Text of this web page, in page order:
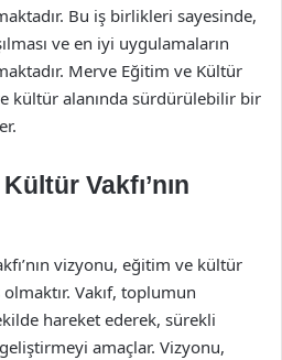
Bu iş birlikleri sayesinde,
ve en iyi uygulamaların
Merve Eğitim ve Kültür
kültür alanında sürdürülebilir bir
Vakfı’nın
vizyonu, eğitim ve kültür
Vakıf, toplumun
hareket ederek, sürekli
amaçlar. Vizyonu,